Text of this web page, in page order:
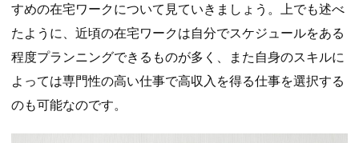
すめの在宅ワークについて見ていきましょう。上でも述べ
たように、近頃の在宅ワークは自分でスケジュールをある
程度プランニングできるものが多く、また自身のスキルに
よっては専門性の高い仕事で高収入を得る仕事を選択する
のも可能なのです。